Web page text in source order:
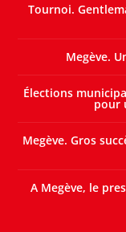
Tournoi.
Megève.
Élections
pour
Megève. Gros
A Megève, le